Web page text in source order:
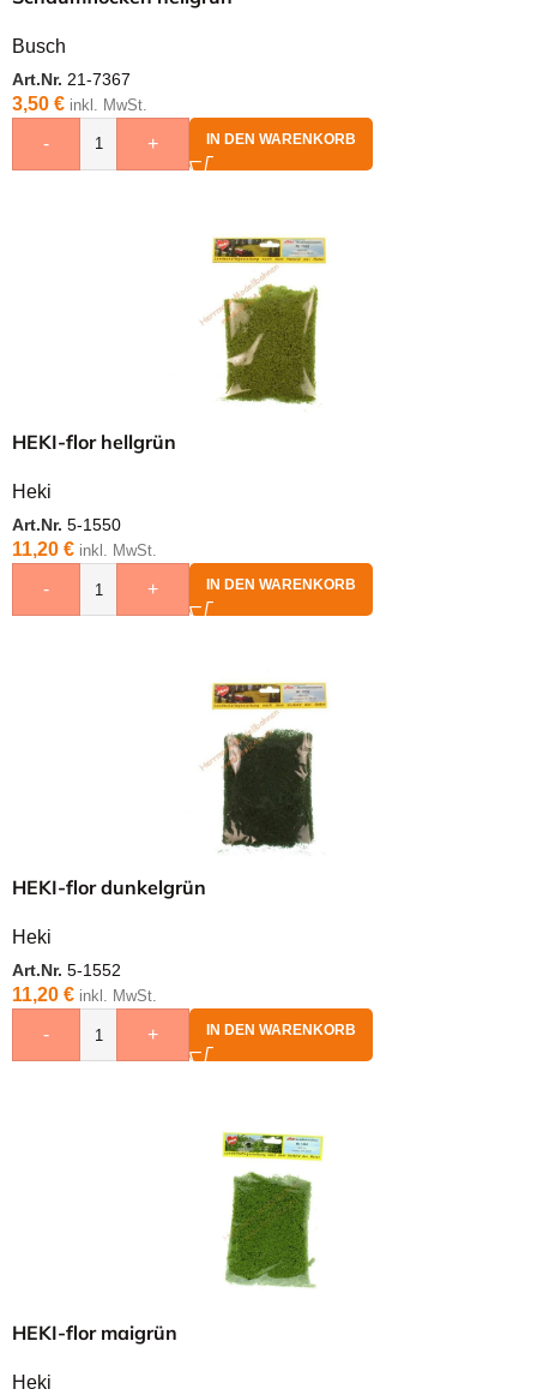
Busch
Art.Nr. 21-7367
3,50 € inkl. MwSt.
- + IN DEN WARENKORB
HEKI-flor hellgrün
Heki
Art.Nr. 5-1550
11,20 € inkl. MwSt.
- + IN DEN WARENKORB
HEKI-flor dunkelgrün
Heki
Art.Nr. 5-1552
11,20 € inkl. MwSt.
- + IN DEN WARENKORB
HEKI-flor maigrün
Heki